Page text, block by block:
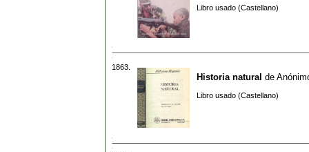
Libro usado (Castellano)
1863.
Historia natural de
Libro usado (Castellano)